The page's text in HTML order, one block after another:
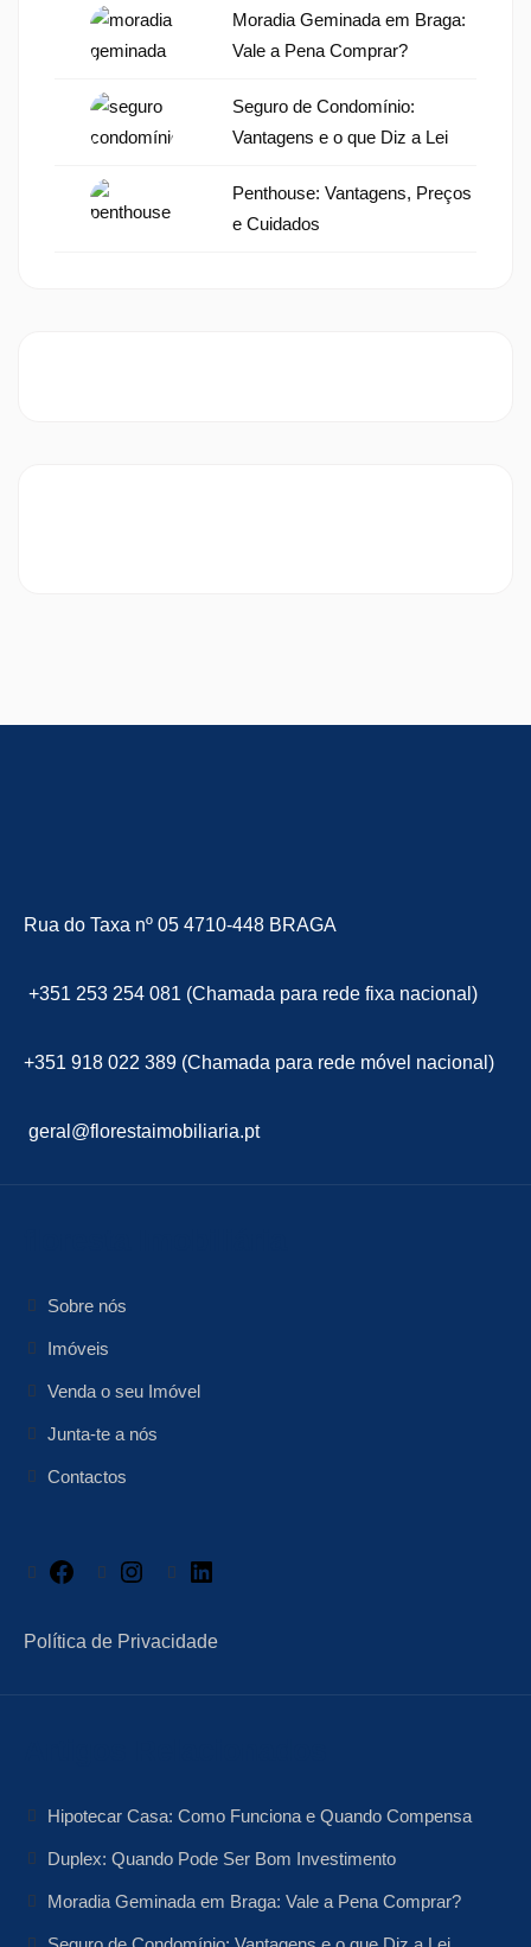
Moradia Geminada em Braga:
Vale a Pena Comprar?
Seguro de Condomínio:
Vantagens e o que Diz a Lei
Penthouse: Vantagens, Preços
e Cuidados
Rua do Taxa nº 05 4710-448 BRAGA
+351 253 254 081 (Chamada para rede fixa nacional)
+351 918 022 389 (Chamada para rede móvel nacional)
geral@florestaimobiliaria.pt
Sobre nós
Imóveis
Venda o seu Imóvel
Junta-te a nós
Contactos
Facebook Instagram
Política de Privacidade
Hipotecar Casa: Como Funciona e Quando Compensa
Duplex: Quando Pode Ser Bom Investimento
Moradia Geminada em Braga: Vale a Pena Comprar?